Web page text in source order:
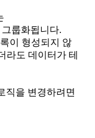
룹화됩니다.
이 형성되지 않
라도 데이터가 테
직을 변경하려면